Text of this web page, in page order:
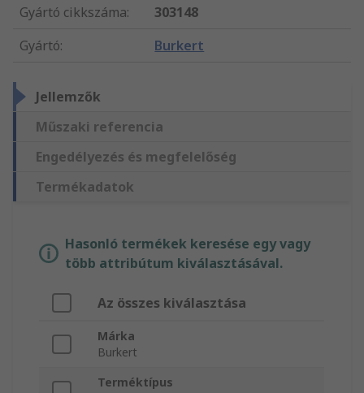
Gyártó cikkszáma:
303148
Gyártó: Burkert
Jellemzők
Műszaki referencia
Engedélyezés és megfelelőség
Termékadatok
Hasonló termékek keresése egy vagy
több attribútum kiválasztásával.
Az összes kiválasztása
Márka
Burkert
Terméktípus